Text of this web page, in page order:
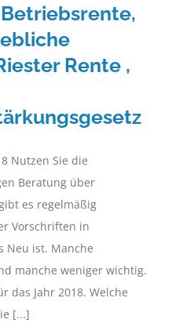
Rente ,
Nutzen Sie die
Beratung über
es regelmäßig
Vorschriften in
Neu ist. Manche
manche weniger wichtig.
das Jahr 2018. Welche
[...]